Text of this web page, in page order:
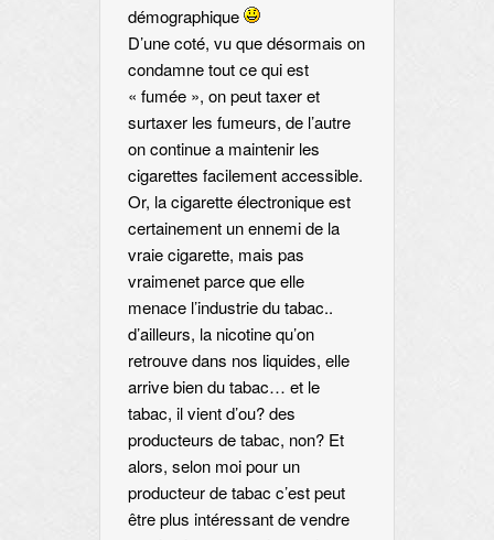
démographique
D’une coté, vu que désormais on
condamne tout ce qui est
« fumée », on peut taxer et
surtaxer les fumeurs, de l’autre
on continue a maintenir les
cigarettes facilement accessible.
Or, la cigarette électronique est
certainement un ennemi de la
vraie cigarette, mais pas
vraimenet parce que elle
menace l’industrie du tabac..
d’ailleurs, la nicotine qu’on
retrouve dans nos liquides, elle
arrive bien du tabac… et le
tabac, il vient d’ou? des
producteurs de tabac, non? Et
alors, selon moi pour un
producteur de tabac c’est peut
être plus intéressant de vendre